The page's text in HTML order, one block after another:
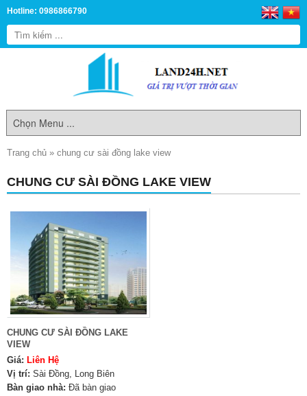
Hotline: 0986866790
Trang chủ » chung cư sài đồng lake view
CHUNG CƯ SÀI ĐỒNG LAKE VIEW
CHUNG CƯ SÀI ĐỒNG LAKE
VIEW
Giá: Liên Hệ
Vị trí: Sài Đồng, Long Biên
Bàn giao nhà: Đã bàn giao